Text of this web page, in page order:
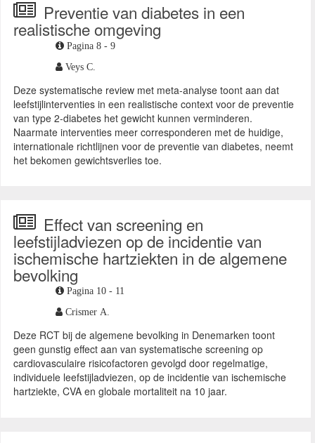
Preventie van diabetes in een
realistische omgeving
Pagina 8 - 9
Veys C.
Deze systematische review met meta-analyse toont aan dat
leefstijlinterventies in een realistische context voor de preventie
van type 2-diabetes het gewicht kunnen verminderen.
Naarmate interventies meer corresponderen met de huidige,
internationale richtlijnen voor de preventie van diabetes, neemt
het bekomen gewichtsverlies toe.
Effect van screening en
leefstijladviezen op de incidentie van
ischemische hartziekten in de algemene
bevolking
Pagina 10 - 11
Crismer A.
Deze RCT bij de algemene bevolking in Denemarken toont
geen gunstig effect aan van systematische screening op
cardiovasculaire risicofactoren gevolgd door regelmatige,
individuele leefstijladviezen, op de incidentie van ischemische
hartziekte, CVA en globale mortaliteit na 10 jaar.